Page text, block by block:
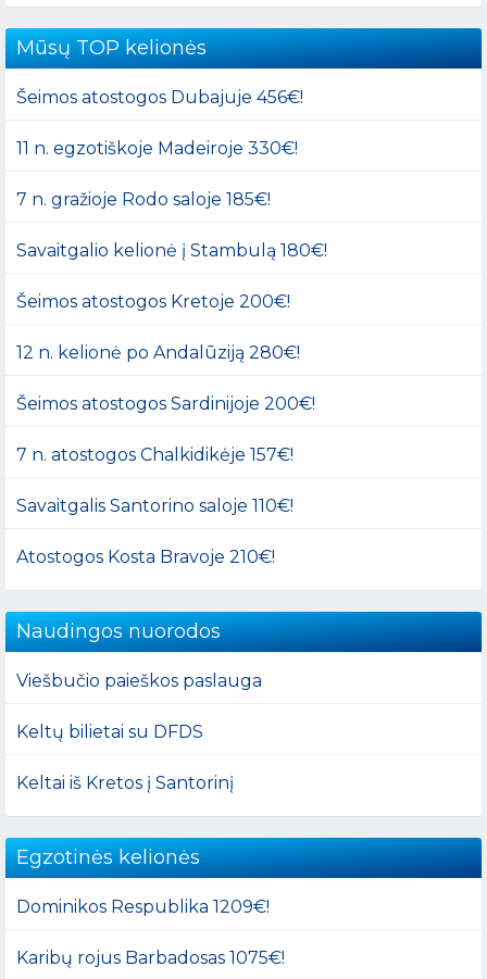
Mūsų TOP kelionės
Šeimos atostogos Dubajuje 456€!
11 n. egzotiškoje Madeiroje 330€!
7 n. gražioje Rodo saloje 185€!
Savaitgalio kelionė į Stambulą 180€!
Šeimos atostogos Kretoje 200€!
12 n. kelionė po Andalūziją 280€!
Šeimos atostogos Sardinijoje 200€!
7 n. atostogos Chalkidikėje 157€!
Savaitgalis Santorino saloje 110€!
Atostogos Kosta Bravoje 210€!
Naudingos nuorodos
Viešbučio paieškos paslauga
Keltų bilietai su DFDS
Keltai iš Kretos į Santorinį
Egzotinės kelionės
Dominikos Respublika 1209€!
Karibų rojus Barbadosas 1075€!